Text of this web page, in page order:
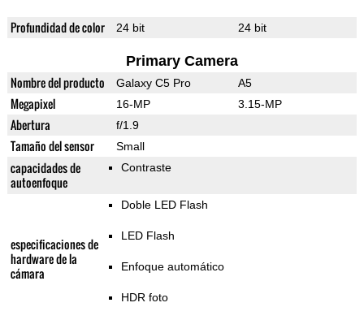
Profundidad de color 24 bit 24 bit
Primary Camera
Nombre del producto Galaxy C5 Pro A5
Megapixel 16-MP 3.15-MP
Abertura f/1.9
Tamaño del sensor Small
capacidades de
autoenfoque
Contraste
especificaciones de
hardware de la
cámara
Doble LED Flash
LED Flash
Enfoque automático
HDR foto